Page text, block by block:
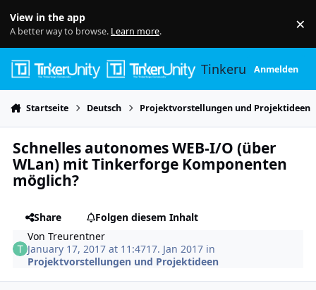
View in the app
A better way to browse. Learn more. ×
TinkerunityAnmelden
Startseite Deutsch Projektvorstellungen und Projektideen
Schnelles autonomes WEB-I/O (über
WLan) mit Tinkerforge Komponenten
möglich?
Share
Folgen diesem Inhalt
VonTreurentner
January 17, 2017 at 11:4717. Jan 2017 in
Projektvorstellungen und Projektideen